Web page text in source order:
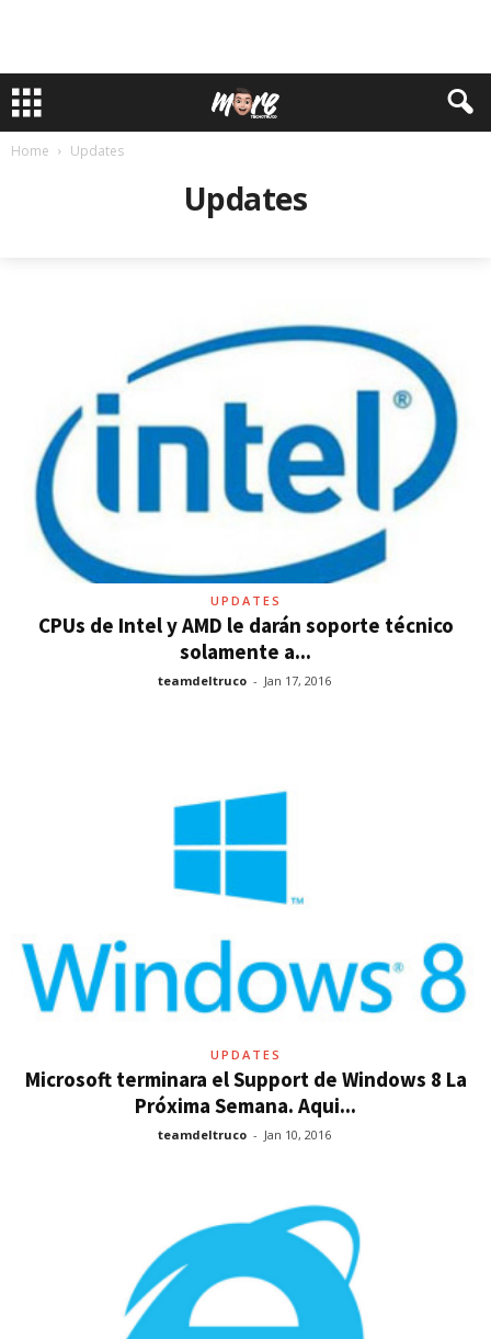
Home Updates
Updates
UPDATES
CPUs de Intel y AMD le darán soporte técnico
solamente a...
teamdeltruco - Jan 17, 2016
UPDATES
Microsoft terminara el Support de Windows 8 La
Próxima Semana. Aqui...
teamdeltruco - Jan 10, 2016